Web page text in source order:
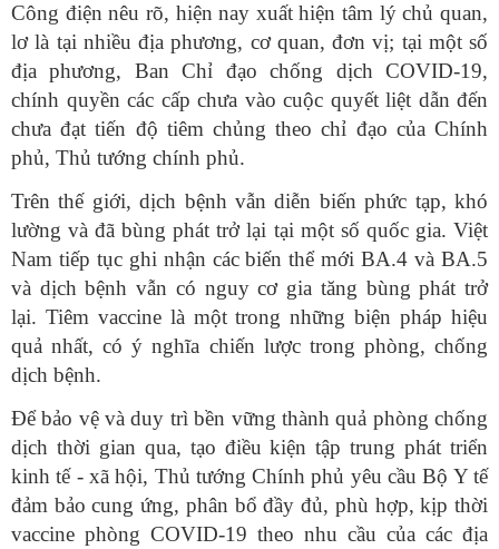
Công điện nêu rõ, hiện nay xuất hiện tâm lý chủ quan,
lơ là tại nhiều địa phương, cơ quan, đơn vị; tại một số
địa phương, Ban Chỉ đạo chống dịch COVID-19,
chính quyền các cấp chưa vào cuộc quyết liệt dẫn đến
chưa đạt tiến độ tiêm chủng theo chỉ đạo của Chính
phủ, Thủ tướng chính phủ.
Trên thế giới, dịch bệnh vẫn diễn biến phức tạp, khó
lường và đã bùng phát trở lại tại một số quốc gia. Việt
Nam tiếp tục ghi nhận các biến thể mới BA.4 và BA.5
và dịch bệnh vẫn có nguy cơ gia tăng bùng phát trở
lại. Tiêm vaccine là một trong những biện pháp hiệu
quả nhất, có ý nghĩa chiến lược trong phòng, chống
dịch bệnh.
Để bảo vệ và duy trì bền vững thành quả phòng chống
dịch thời gian qua, tạo điều kiện tập trung phát triển
kinh tế - xã hội, Thủ tướng Chính phủ yêu cầu Bộ Y tế
đảm bảo cung ứng, phân bổ đầy đủ, phù hợp, kịp thời
vaccine phòng COVID-19 theo nhu cầu của các địa